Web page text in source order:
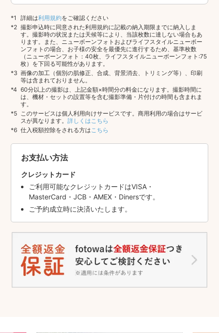
詳細は利用規約をご確認ください
撮影申込時に同意された利用規約に記載の納入期限までに納入しま
す。撮影時の状況または天候等により、当該枚数に達しない場合もあ
ります。また、ニューボーンフォトおよびライフスタイルニューボー
ンフォトの場合、お子様の安全を最優先に進行するため、基準枚数
（ニューボーンフォト：40枚、ライフスタイルニューボーンフォト:75
枚）を下回る可能性があります。
画像の加工（個別の肌修正、合成、背景消去、トリミング等）、印刷
等は含まれておりません。
60分以上の撮影は、上記金額×時間分の料金になります。撮影時間に
は、機材・セットの設置等を含む撮影準備・片付けの時間も含まれま
す。
このサービスは個人利用向けサービスです。商用利用の場合はサービ
スが異なります。詳しくはこちら
仕入税額控除をされる方は こちら
お支払い方法
クレジットカード
ご利用可能なクレジットカードはVISA・
MasterCard・JCB・AMEX・Dinersです。
ご予約成立時に決済いたします。